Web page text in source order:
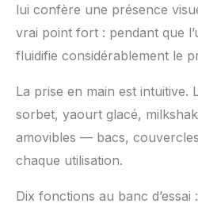
lui confère une présence
vrai point fort : pendant que
fluidifie considérablement le
La prise en main est intuitive.
sorbet, yaourt glacé,
amovibles — bacs,
chaque utilisation.
Dix fonctions au banc